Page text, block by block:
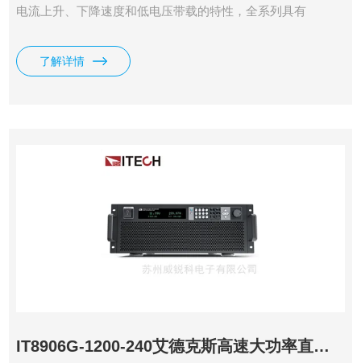
电流上升、下降速度和低电压带载的特性，全系列具有
54kW。电压电流宽范围输出，独立主机控制，支持主从并
联，最大功率可扩展到600kW。高功率密度，6kW仅4U高
了解详情
IT8906G-1200-240艾德克斯高速大功率直流电子负载